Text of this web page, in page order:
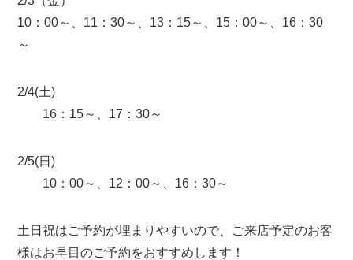
10：00～、11：30～、13：15～、15：00～、16：30
～
2/4(土)
16：15～、17：30～
2/5(日)
10：00～、12：00～、16：30～
土日祝はご予約が埋まりやすいので、ご来店予定のお客
様はお早目のご予約をおすすめします！